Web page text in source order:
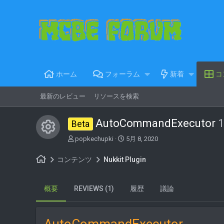
ホーム フォーラム 新着
最新のレビュー リソースを検索
コンテンツアイコン
Beta AutoCommandExecutor
著
popkechupki
C
e
n
5月 8, 2020
コンテンツ Nukkit Plugin
概要 REVIEWS (1) 履歴 議論